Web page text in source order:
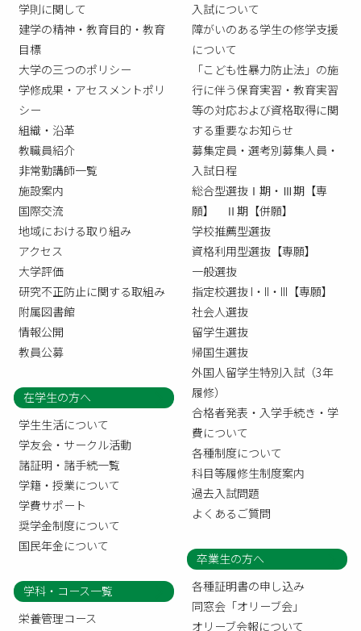
学則に関して
建学の精神・教育目的・教育
目標
大学の三つのポリシー
学修成果・アセスメントポリ
シー
組織・沿革
教職員紹介
非常勤講師一覧
施設案内
国際交流
地域における取り組み
アクセス
大学評価
研究不正防止に関する取組み
附属図書館
情報公開
教員公募
入試について
障がいのある学生の修学支援
について
「こども性暴力防止法」の施
行に伴う保育実習・教育実習
等の対応および資格取得に関
する重要なお知らせ
募集定員・選考別募集人員・
入試日程
総合型選抜Ⅰ期・Ⅲ期【専
願】 Ⅱ期【併願】
学校推薦型選抜
資格利用型選抜【専願】
一般選抜
指定校選抜 I・II・III【専願】
社会人選抜
留学生選抜
帰国生選抜
外国人留学生特別入試（3年
履修）
合格者発表・入学手続き・学
費について
各種制度について
科目等履修生制度案内
過去入試問題
よくあるご質問
在学生の方へ
学生生活について
学友会・サークル活動
諸証明・諸手続一覧
学籍・授業について
学費サポート
奨学金制度について
国民年金について
卒業生の方へ
各種証明書の申し込み
同窓会「オリーブ会」
オリーブ会報について
学科・コース一覧
栄養管理コース